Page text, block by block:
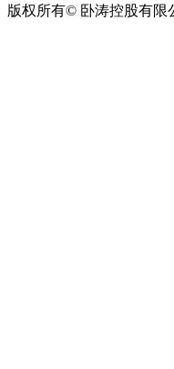
版权所有© 卧涛控股有限